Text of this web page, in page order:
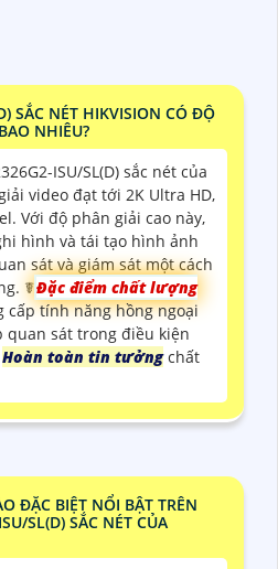
SẮC NÉT HIKVISION CÓ ĐỘ
NHIÊU?
ISU/SL(D) sắc nét của
video đạt tới 2K Ultra HD,
Với độ phân giải cao này,
hình và tái tạo hình ảnh
sát và giám sát một cách
☤Đặc điểm chất lượng
cấp tính năng hồng ngoại
quan sát trong điều kiện
Hoàn toàn tin tưởngchất
ĐẶC BIỆT NỔI BẬT TRÊN
SL(D) SẮC NÉT CỦA